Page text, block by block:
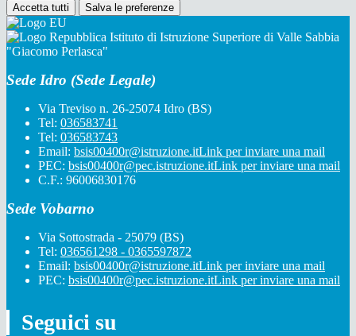
Accetta tutti Salva le preferenze
Istituto di Istruzione Superiore di Valle Sabbia
"Giacomo Perlasca"
Sede Idro (Sede Legale)
Via Treviso n. 26-25074 Idro (BS)
Tel: 036583741
Tel: 036583743
Email: bsis00400r@istruzione.itLink per inviare una mail
PEC: bsis00400r@pec.istruzione.itLink per inviare una mail
C.F.: 96006830176
Sede Vobarno
Via Sottostrada - 25079 (BS)
Tel: 036561298 - 0365597872
Email: bsis00400r@istruzione.itLink per inviare una mail
PEC: bsis00400r@pec.istruzione.itLink per inviare una mail
Seguici su